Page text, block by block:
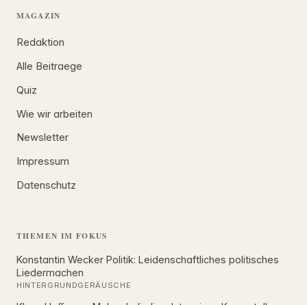
MAGAZIN
Redaktion
Alle Beitraege
Quiz
Wie wir arbeiten
Newsletter
Impressum
Datenschutz
THEMEN IM FOKUS
Konstantin Wecker Politik: Leidenschaftliches politisches
Liedermachen
HINTERGRUNDGERÄUSCHE